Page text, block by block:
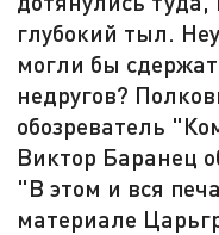
глубокий тыл.
могли бы
недругов?
обозреватель
Виктор Баранец
"В этом и вся
материале